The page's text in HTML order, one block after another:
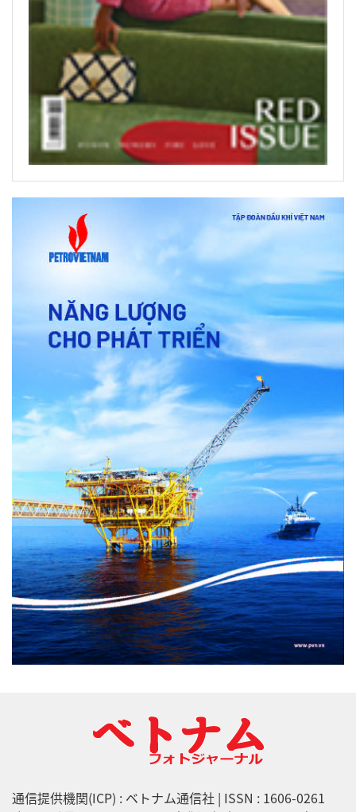
通信提供機関(ICP) : ベトナム通信社 | ISSN : 1606-0261